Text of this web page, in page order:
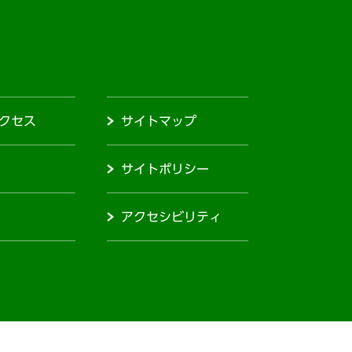
セス サイトマップ
サイトポリシー
アクセシビリティ